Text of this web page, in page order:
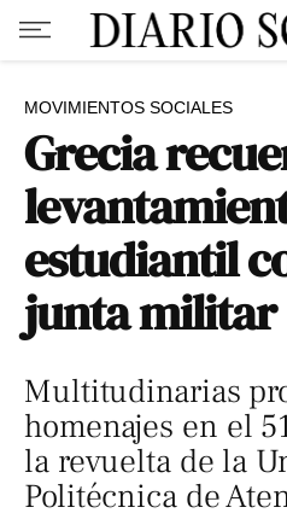
MOVIMIENTOS SOCIALES
Grecia
estudiantil
junta militar
Multitudinarias
homenajes en el
la revuelta de la
Politécnica de